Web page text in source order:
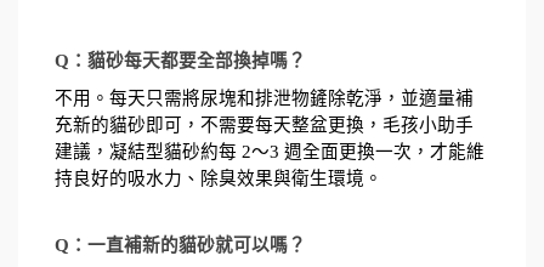
Q：貓砂每天都要全部換掉嗎？
不用。每天只需將尿塊和排泄物鏟除乾淨，並適量補
充新的貓砂即可，不需要每天整盆更換，毛孩小助手
建議，凝結型貓砂約每 2～3 週全面更換一次，才能維
持良好的吸水力、除臭效果與衛生環境。
Q：一直補新的貓砂就可以嗎？